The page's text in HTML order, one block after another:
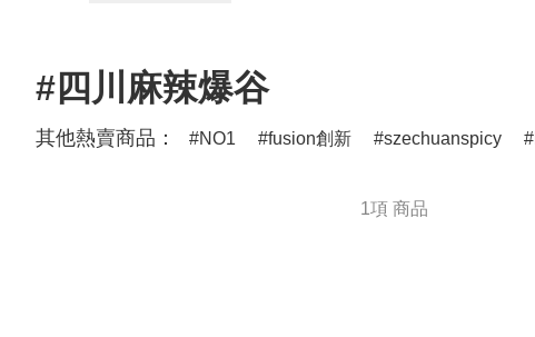
#四川麻辣爆谷
其他熱賣商品： NO1 fusion創新 szechuanspicy
1項 商品